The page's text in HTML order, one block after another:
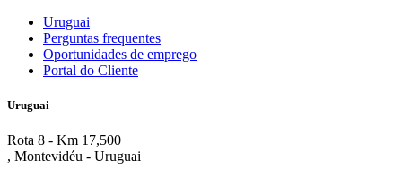
Uruguai
Perguntas frequentes
Oportunidades de emprego
Portal do Cliente
Uruguai
Rota 8 - Km 17,500
, Montevidéu - Uruguai